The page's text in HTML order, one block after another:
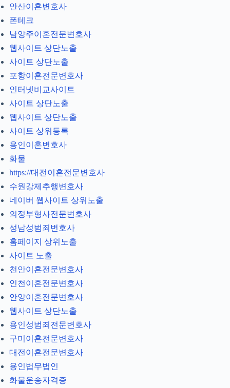
안산이혼변호사
폰테크
남양주이혼전문변호사
웹사이트 상단노출
사이트 상단노출
포항이혼전문변호사
인터넷비교사이트
사이트 상단노출
웹사이트 상단노출
사이트 상위등록
용인이혼변호사
화물
https://대전이혼전문변호사
수원강제추행변호사
네이버 웹사이트 상위노출
의정부형사전문변호사
성남성범죄변호사
홈페이지 상위노출
사이트 노출
천안이혼전문변호사
인천이혼전문변호사
안양이혼전문변호사
웹사이트 상단노출
용인성범죄전문변호사
구미이혼전문변호사
대전이혼전문변호사
용인법무법인
화물운송자격증